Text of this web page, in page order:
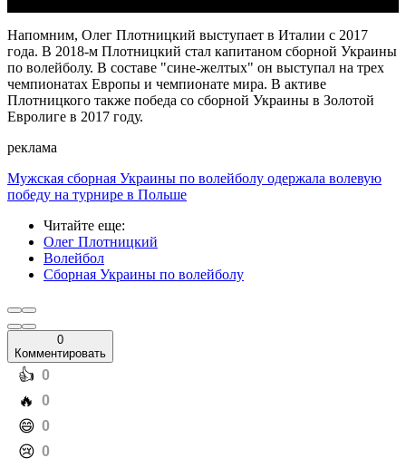
Напомним, Олег Плотницкий выступает в Италии с 2017
года. В 2018-м Плотницкий стал капитаном сборной Украины
по волейболу. В составе "сине-желтых" он выступал на трех
чемпионатах Европы и чемпионате мира. В активе
Плотницкого также победа со сборной Украины в Золотой
Евролиге в 2017 году.
реклама
Мужская сборная Украины по волейболу одержала волевую
победу на турнире в Польше
Читайте еще:
Олег Плотницкий
Волейбол
Сборная Украины по волейболу
0
Комментировать
️👍 0
️🔥 0
️😄 0
️😢 0